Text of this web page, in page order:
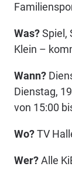
Was?Spiel,
Klein –
Wann?
Dienstag,
von 15:00
Wo?TV
Wer?Alle